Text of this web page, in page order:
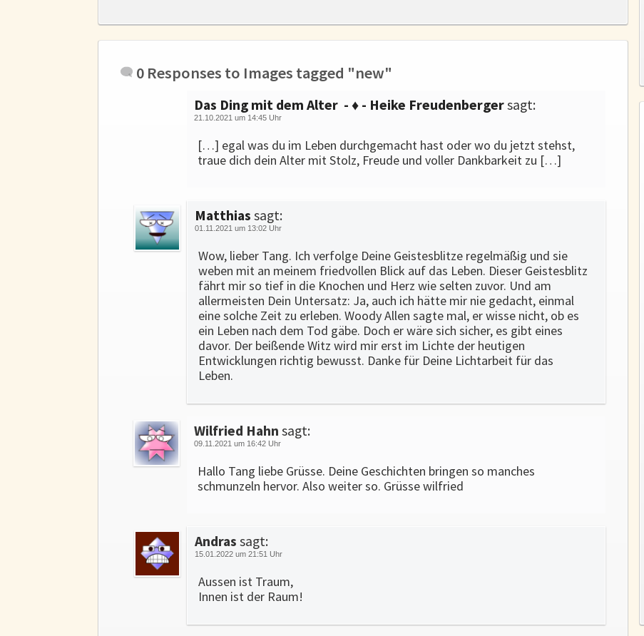
0 Responses to Images tagged "new"
Das Ding mit dem Alter - ♦ - Heike Freudenbergersagt:
21.10.2021 um 14:45 Uhr
[…] egal was du im Leben durchgemacht hast oder wo du jetzt stehst,
traue dich dein Alter mit Stolz, Freude und voller Dankbarkeit zu […]
Matthias sagt:
01.11.2021 um 13:02 Uhr
Wow, lieber Tang. Ich verfolge Deine Geistesblitze regelmäßig und sie
weben mit an meinem friedvollen Blick auf das Leben. Dieser Geistesblitz
fährt mir so tief in die Knochen und Herz wie selten zuvor. Und am
allermeisten Dein Untersatz: Ja, auch ich hätte mir nie gedacht, einmal
eine solche Zeit zu erleben. Woody Allen sagte mal, er wisse nicht, ob es
ein Leben nach dem Tod gäbe. Doch er wäre sich sicher, es gibt eines
davor. Der beißende Witz wird mir erst im Lichte der heutigen
Entwicklungen richtig bewusst. Danke für Deine Lichtarbeit für das
Leben.
Wilfried Hahn sagt:
09.11.2021 um 16:42 Uhr
Hallo Tang liebe Grüsse. Deine Geschichten bringen so manches
schmunzeln hervor. Also weiter so. Grüsse wilfried
Andras sagt:
15.01.2022 um 21:51 Uhr
Aussen ist Traum,
Innen ist der Raum!